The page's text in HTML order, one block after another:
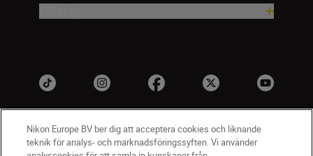
Nikon Europe BV ber dig att acceptera cookies och liknande
teknik för analys- och marknadsföringssyften. Vi använder